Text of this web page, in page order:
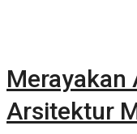
Merayakan
Arsitektur